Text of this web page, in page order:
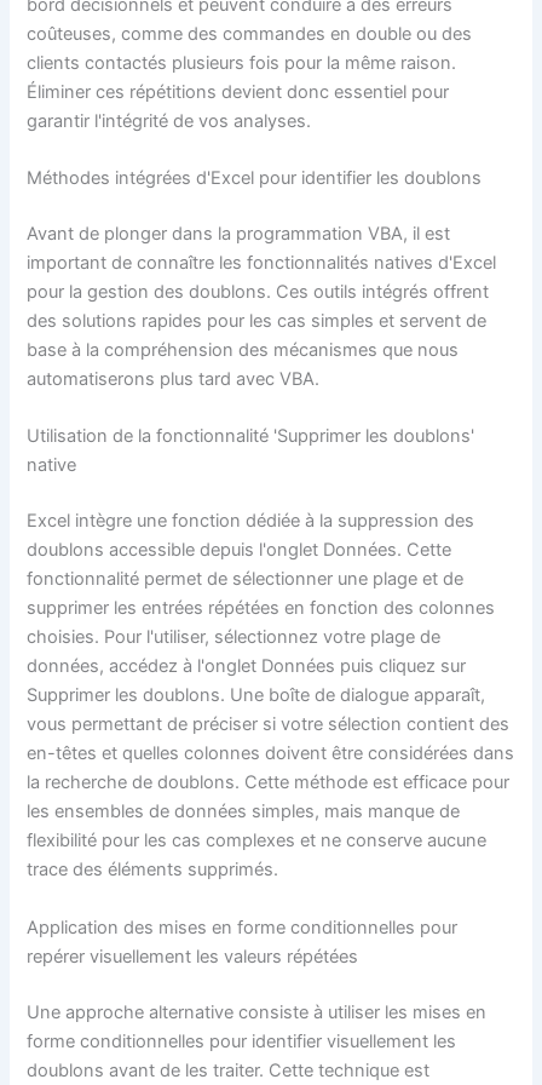
bord décisionnels et peuvent conduire à des erreurs
coûteuses, comme des commandes en double ou des
clients contactés plusieurs fois pour la même raison.
Éliminer ces répétitions devient donc essentiel pour
garantir l'intégrité de vos analyses.
Méthodes intégrées d'Excel pour identifier les doublons
Avant de plonger dans la programmation VBA, il est
important de connaître les fonctionnalités natives d'Excel
pour la gestion des doublons. Ces outils intégrés offrent
des solutions rapides pour les cas simples et servent de
base à la compréhension des mécanismes que nous
automatiserons plus tard avec VBA.
Utilisation de la fonctionnalité 'Supprimer les doublons'
native
Excel intègre une fonction dédiée à la suppression des
doublons accessible depuis l'onglet Données. Cette
fonctionnalité permet de sélectionner une plage et de
supprimer les entrées répétées en fonction des colonnes
choisies. Pour l'utiliser, sélectionnez votre plage de
données, accédez à l'onglet Données puis cliquez sur
Supprimer les doublons. Une boîte de dialogue apparaît,
vous permettant de préciser si votre sélection contient des
en-têtes et quelles colonnes doivent être considérées dans
la recherche de doublons. Cette méthode est efficace pour
les ensembles de données simples, mais manque de
flexibilité pour les cas complexes et ne conserve aucune
trace des éléments supprimés.
Application des mises en forme conditionnelles pour
repérer visuellement les valeurs répétées
Une approche alternative consiste à utiliser les mises en
forme conditionnelles pour identifier visuellement les
doublons avant de les traiter. Cette technique est